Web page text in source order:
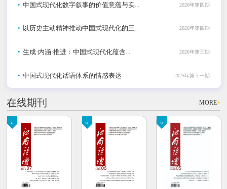
• 中国式现代化数字叙事的价值意蕴与实... 2026年第四期
• 以历史主动精神推动中国式现代化的三... 2026年第四期
• 生成·内涵·推进：中国式现代化蕴含... 2026年第三期
• 中国式现代化话语体系的情感表达 2025年第十一期
在线期刊 MORE+
社科 社科 社科